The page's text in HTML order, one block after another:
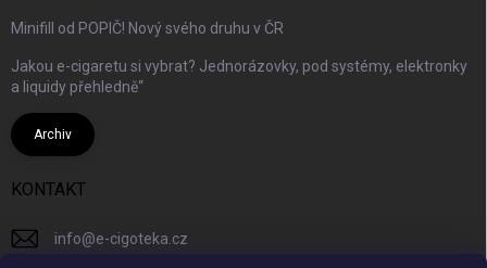
Minifill od POPIČ! Nový svého druhu v ČR
Jakou e-cigaretu si vybrat? Jednorázovky, pod systémy, elektronky
a liquidy přehledně“
Archiv
KONTAKT
info@e-cigoteka.cz